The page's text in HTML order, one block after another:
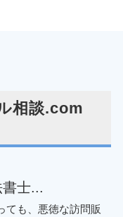
相談.com
士...
ても、悪徳な訪問販